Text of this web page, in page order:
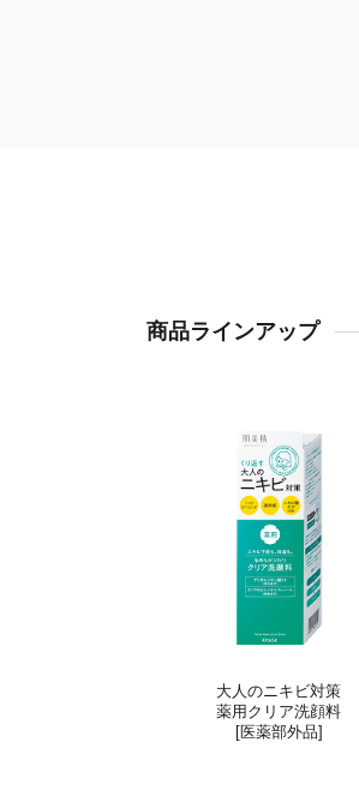
商品ラインアップ
大人のニキビ対策
薬用クリア洗顔料
[医薬部外品]